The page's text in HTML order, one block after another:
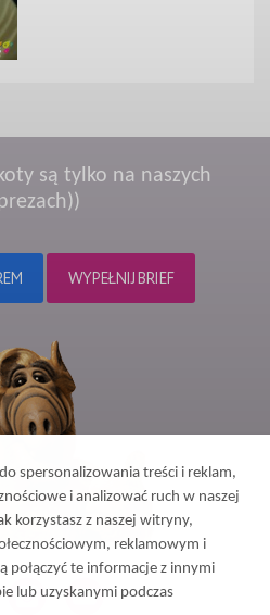
są tylko na naszych
WYPEŁNIJ BRIEF
spersonalizowania treści i reklam,
i analizować ruch w naszej
korzystasz z naszej witryny,
reklamowym i
połączyć te informacje z innymi
lub uzyskanymi podczas